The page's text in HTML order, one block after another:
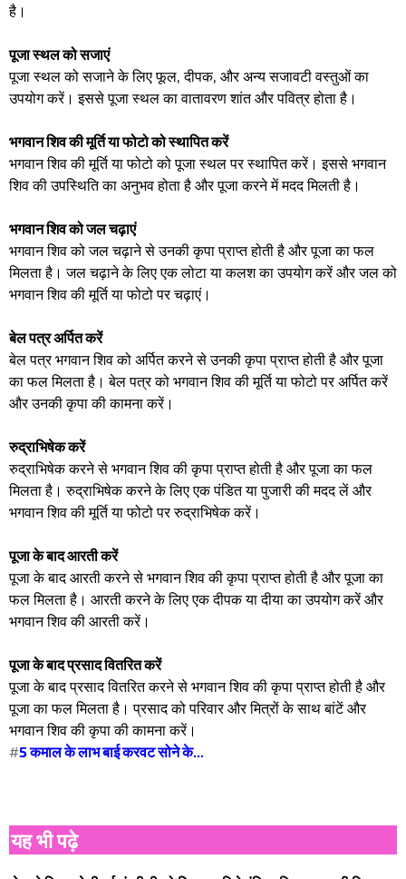
है।
पूजा स्थल को सजाएं
पूजा स्थल को सजाने के लिए फूल, दीपक, और अन्य सजावटी वस्तुओं का
उपयोग करें। इससे पूजा स्थल का वातावरण शांत और पवित्र होता है।
भगवान शिव की मूर्ति या फोटो को स्थापित करें
भगवान शिव की मूर्ति या फोटो को पूजा स्थल पर स्थापित करें। इससे भगवान
शिव की उपस्थिति का अनुभव होता है और पूजा करने में मदद मिलती है।
भगवान शिव को जल चढ़ाएं
भगवान शिव को जल चढ़ाने से उनकी कृपा प्राप्त होती है और पूजा का फल
मिलता है। जल चढ़ाने के लिए एक लोटा या कलश का उपयोग करें और जल को
भगवान शिव की मूर्ति या फोटो पर चढ़ाएं।
बेल पत्र अर्पित करें
बेल पत्र भगवान शिव को अर्पित करने से उनकी कृपा प्राप्त होती है और पूजा
का फल मिलता है। बेल पत्र को भगवान शिव की मूर्ति या फोटो पर अर्पित करें
और उनकी कृपा की कामना करें।
रुद्राभिषेक करें
रुद्राभिषेक करने से भगवान शिव की कृपा प्राप्त होती है और पूजा का फल
मिलता है। रुद्राभिषेक करने के लिए एक पंडित या पुजारी की मदद लें और
भगवान शिव की मूर्ति या फोटो पर रुद्राभिषेक करें।
पूजा के बाद आरती करें
पूजा के बाद आरती करने से भगवान शिव की कृपा प्राप्त होती है और पूजा का
फल मिलता है। आरती करने के लिए एक दीपक या दीया का उपयोग करें और
भगवान शिव की आरती करें।
पूजा के बाद प्रसाद वितरित करें
पूजा के बाद प्रसाद वितरित करने से भगवान शिव की कृपा प्राप्त होती है और
पूजा का फल मिलता है। प्रसाद को परिवार और मित्रों के साथ बांटें और
भगवान शिव की कृपा की कामना करें।
#5 कमाल के लाभ बाई करवट सोने के...
यह भी पढ़े